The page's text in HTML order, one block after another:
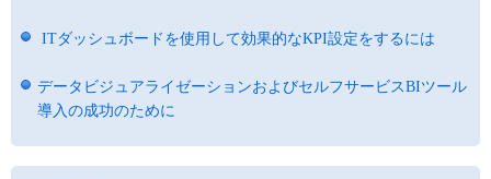
ITダッシュボードを使用して効果的なKPI設定をするには
データビジュアライゼーションおよびセルフサービスBIツール
導入の成功のために